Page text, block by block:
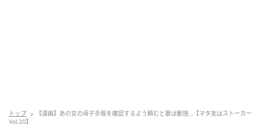
エキサイトニュース
トップ
【漫画】あの女の母子手帳を確認するよう頼むと妻は動揺…【マタ友はストーカー
Vol.20】